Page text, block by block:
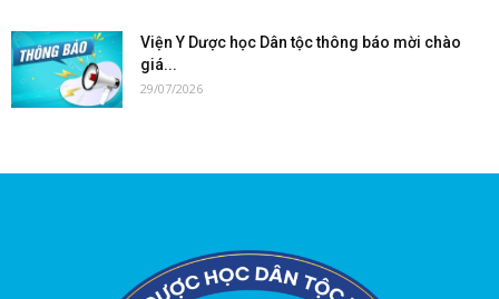
Viện Y Dược học Dân tộc thông báo mời chào
giá...
29/07/2026